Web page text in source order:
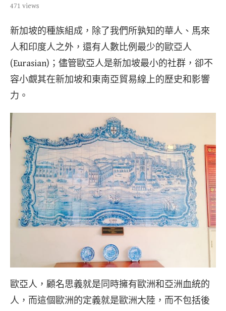
471 views
新加坡的種族組成，除了我們所孰知的華人、馬來
人和印度人之外，還有人數比例最少的歐亞人
(Eurasian)；儘管歐亞人是新加坡最小的社群，卻不
容小覷其在新加坡和東南亞貿易線上的歷史和影響
力。
歐亞人，顧名思義就是同時擁有歐洲和亞洲血統的
人，而這個歐洲的定義就是歐洲大陸，而不包括後